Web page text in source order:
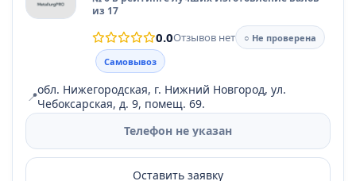
из 17
0.0Отзывов нет
○ Не проверена
Самовывоз
📍обл. Нижегородская, г. Нижний Новгород, ул.
Чебоксарская, д. 9, помещ. 69.
Телефон не указан
Оставить заявку